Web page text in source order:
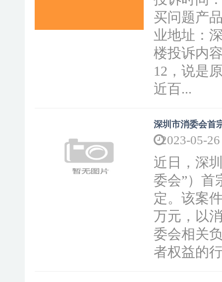
买问题产
业地址：
楼投诉内
12，说是
近百...
深圳市消委会首
2023-05-26
近日，深
委会”）首
定。该案
万元，以
委会相关
者权益的